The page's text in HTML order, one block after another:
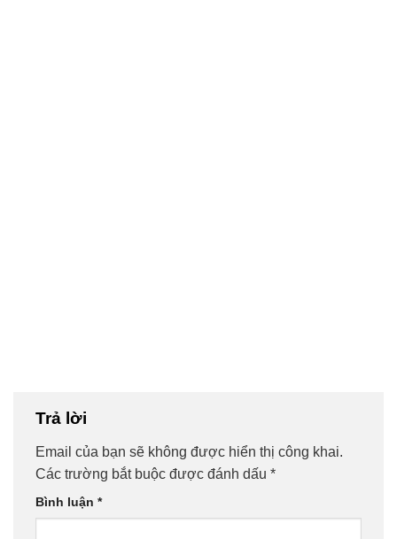
Trả lời
Email của bạn sẽ không được hiển thị công khai.
Các trường bắt buộc được đánh dấu *
Bình luận *